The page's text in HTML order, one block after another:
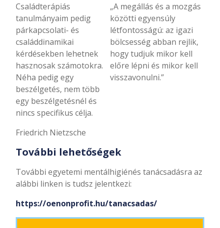
Családterápiás
tanulmányaim pedig
párkapcsolati- és
családdinamikai
kérdésekben lehetnek
hasznosak számotokra.
Néha pedig egy
beszélgetés, nem több
egy beszélgetésnél és
nincs specifikus célja.
„A megállás és a mozgás
közötti egyensúly
létfontosságú: az igazi
bölcsesség abban rejlik,
hogy tudjuk mikor kell
előre lépni és mikor kell
visszavonulni.”
Friedrich Nietzsche
További lehetőségek
További egyetemi mentálhigiénés tanácsadásra az
alábbi linken is tudsz jelentkezi:
https://oenonprofit.hu/tanacsadas/